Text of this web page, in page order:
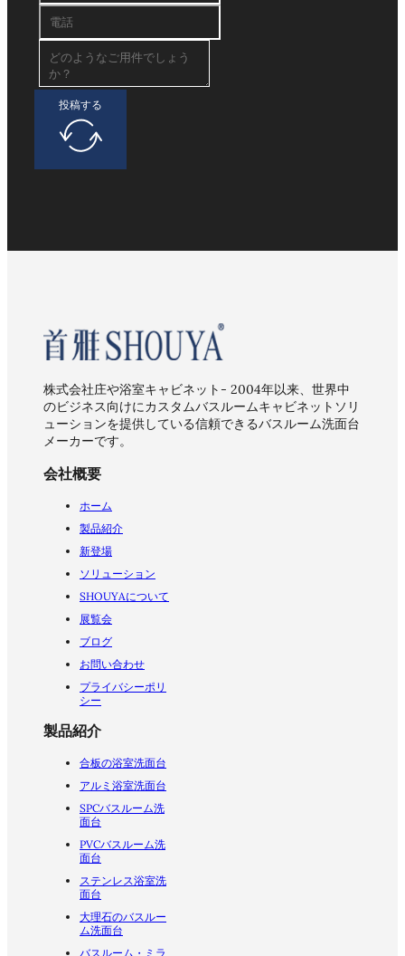
投稿する
株式会社庄や浴室キャビネット- 2004年以来、世界中
のビジネス向けにカスタムバスルームキャビネットソリ
ューションを提供している信頼できるバスルーム洗面台
メーカーです。
会社概要
ホーム
製品紹介
新登場
ソリューション
SHOUYAについて
展覧会
ブログ
お問い合わせ
プライバシーポリ
シー
製品紹介
合板の浴室洗面台
アルミ浴室洗面台
SPCバスルーム洗
面台
PVCバスルーム洗
面台
ステンレス浴室洗
面台
大理石のバスルー
ム洗面台
バスルーム・ミラ